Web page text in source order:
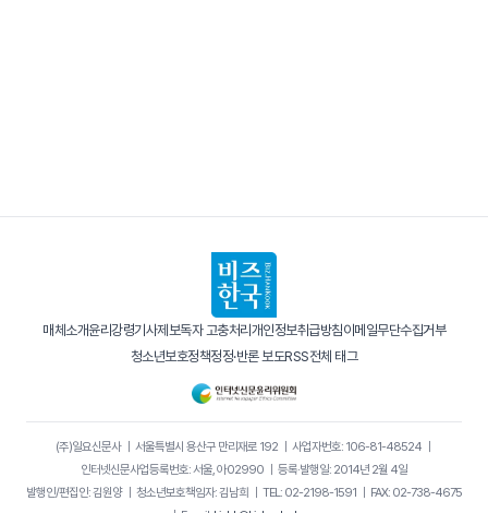
매체소개윤리강령기사제보독자 고충처리개인정보취급방침이메일무단수집거부
청소년보호정책정정·반론 보도RSS전체 태그
(주)일요신문사｜ 서울특별시 용산구 만리재로 192｜ 사업자번호: 106-81-48524｜
인터넷신문사업등록번호: 서울, 아02990 ｜ 등록·발행일: 2014년 2월 4일
발행인/편집인: 김원양｜ 청소년보호책임자: 김남희 ｜ TEL: 02-2198-1591 ｜ FAX: 02-738-4675